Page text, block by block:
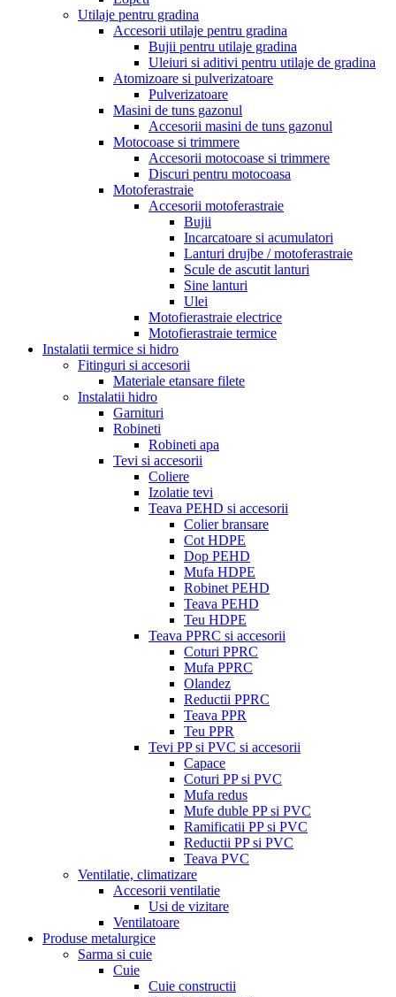
Utilaje pentru gradina
Accesorii utilaje pentru gradina
Bujii pentru utilaje gradina
Uleiuri si aditivi pentru utilaje de gradina
Atomizoare si pulverizatoare
Pulverizatoare
Masini de tuns gazonul
Accesorii masini de tuns gazonul
Motocoase si trimmere
Accesorii motocoase si trimmere
Discuri pentru motocoasa
Motoferastraie
Accesorii motoferastraie
Bujii
Incarcatoare si acumulatori
Lanturi drujbe / motoferastraie
Scule de ascutit lanturi
Sine lanturi
Ulei
Motofierastraie electrice
Motofierastraie termice
Instalatii termice si hidro
Fitinguri si accesorii
Materiale etansare filete
Instalatii hidro
Garnituri
Robineti
Robineti apa
Tevi si accesorii
Coliere
Izolatie tevi
Teava PEHD si accesorii
Colier bransare
Cot HDPE
Dop PEHD
Mufa HDPE
Robinet PEHD
Teava PEHD
Teu HDPE
Teava PPRC si accesorii
Coturi PPRC
Mufa PPRC
Olandez
Reductii PPRC
Teava PPR
Teu PPR
Tevi PP si PVC si accesorii
Capace
Coturi PP si PVC
Mufa redus
Mufe duble PP si PVC
Ramificatii PP si PVC
Reductii PP si PVC
Teava PVC
Ventilatie, climatizare
Accesorii ventilatie
Usi de vizitare
Ventilatoare
Produse metalurgice
Sarma si cuie
Cuie
Cuie constructii